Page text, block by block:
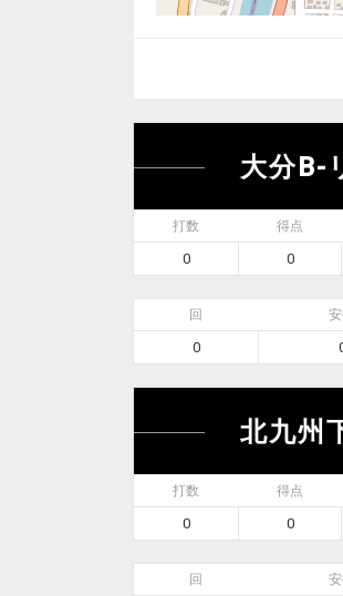
大分B-
打数 得点
0 0
回
0
北九州
打数 得点
0 0
回